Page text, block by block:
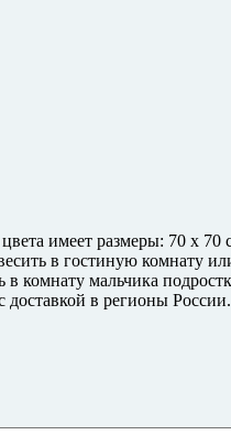
имеет размеры: 70 x
в гостиную комнату
комнату мальчика
доставкой в регионы России.